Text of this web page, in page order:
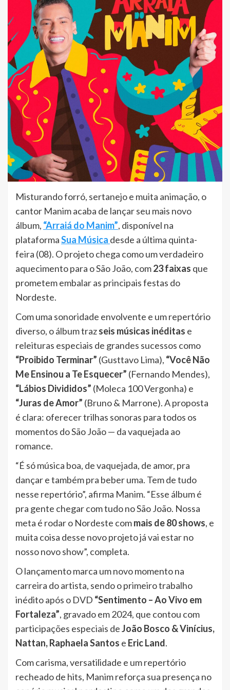
Misturando forró, sertanejo e muita animação, o
cantor Manim acaba de lançar seu mais novo
álbum, “Arraiá do Manim”, disponível na
plataformaSua Música desde a última quinta-
feira (08). O projeto chega como um verdadeiro
aquecimento para o São João, com23 faixas que
prometem embalar as principais festas do
Nordeste.
Com uma sonoridade envolvente e um repertório
diverso, o álbum trazseis músicas inéditas e
releituras especiais de grandes sucessos como
“Proibido Terminar” (Gusttavo Lima), “Você Não
Me Ensinou a Te Esquecer” (Fernando Mendes),
“Lábios Divididos” (Moleca 100 Vergonha) e
“Juras de Amor” (Bruno & Marrone). A proposta
é clara: oferecer trilhas sonoras para todos os
momentos do São João — da vaquejada ao
romance.
“É só música boa, de vaquejada, de amor, pra
dançar e também pra beber uma. Tem de tudo
nesse repertório”, afirma Manim. “Esse álbum é
pra gente chegar com tudo no São João. Nossa
meta é rodar o Nordeste commais de 80 shows, e
muita coisa desse novo projeto já vai estar no
nosso novo show”, completa.
O lançamento marca um novo momento na
carreira do artista, sendo o primeiro trabalho
inédito após o DVD “Sentimento – Ao Vivo em
Fortaleza”, gravado em 2024, que contou com
participações especiais deJoão Bosco & Vinícius,
Nattan, Raphaela Santos e Eric Land.
Com carisma, versatilidade e um repertório
recheado de hits, Manim reforça sua presença no